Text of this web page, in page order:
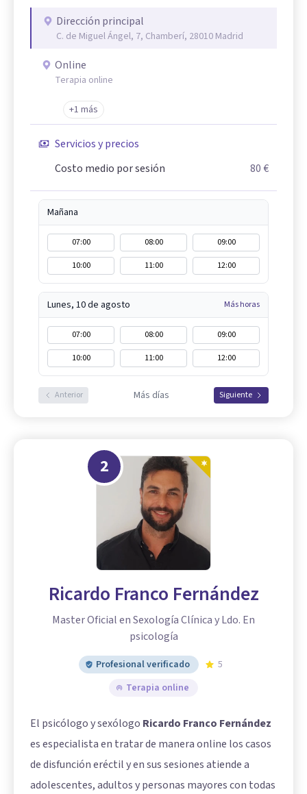
Dirección principal
C. de Miguel Ángel, 7, Chamberí, 28010 Madrid
Online
Terapia online
+1 más
Servicios y precios
Costo medio por sesión
80 €
Mañana
07:00 08:00
09:00
10:00
11:00 12:00
Lunes, 10 de agosto Más horas
07:00 08:00
09:00
10:00
11:00 12:00
Anterior Más días Siguiente
2
Ricardo Franco Fernández
Master Oficial en Sexología Clínica y Ldo. En
psicología
Profesional verificado
5
Terapia online
El psicólogo y sexólogo Ricardo Franco Fernández
es especialista en tratar de manera online los casos
de disfunción eréctil y en sus sesiones atiende a
adolescentes, adultos y personas mayores con todas